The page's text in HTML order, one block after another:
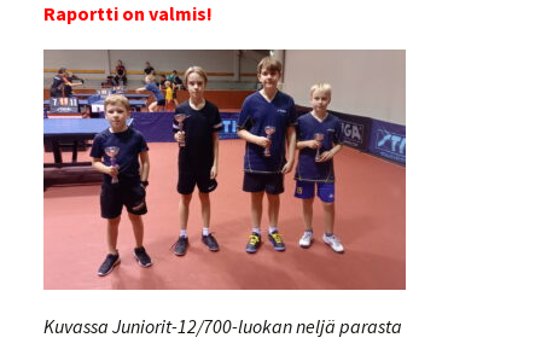
Raportti on valmis!
Kuvassa Juniorit-12/700-luokan neljä parasta